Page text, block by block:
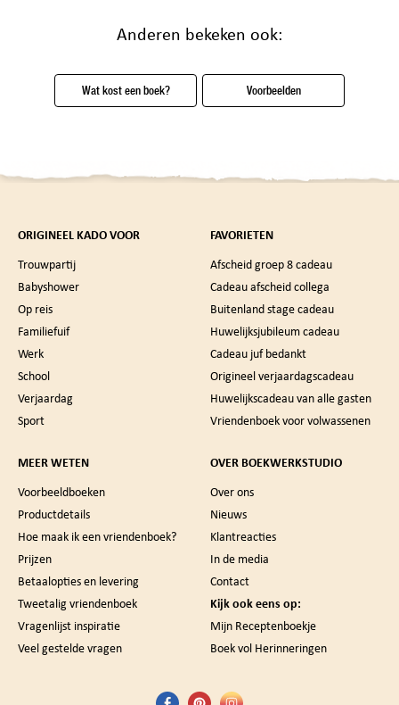
Anderen bekeken ook:
Wat kost een boek? Voorbeelden
ORIGINEEL KADO VOOR
Trouwpartij
Babyshower
Op reis
Familiefuif
Werk
School
Verjaardag
Sport
FAVORIETEN
Afscheid groep 8 cadeau
Cadeau afscheid collega
Buitenland stage cadeau
Huwelijksjubileum cadeau
Cadeau juf bedankt
Origineel verjaardagscadeau
Huwelijkscadeau van alle gasten
Vriendenboek voor volwassenen
MEER WETEN
Voorbeeldboeken
Productdetails
Hoe maak ik een vriendenboek?
Prijzen
Betaalopties en levering
Tweetalig vriendenboek
Vragenlijst inspiratie
Veel gestelde vragen
OVER BOEKWERKSTUDIO
Over ons
Nieuws
Klantreacties
In de media
Contact
Kijk ook eens op:
Mijn Receptenboekje
Boek vol Herinneringen